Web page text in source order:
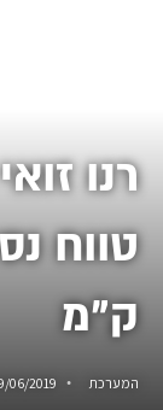
רנו
ק"מ
המערכת 06/2019